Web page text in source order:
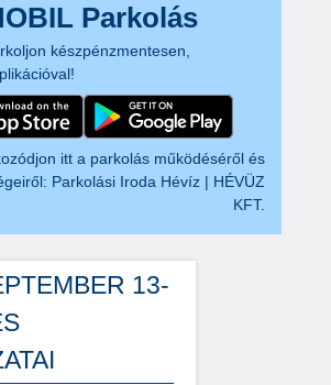
Parkolás
készpénzmentesen,
itt a parkolás működéséről és
Parkolási Iroda Hévíz | HÉVÜZ
KFT.
13-